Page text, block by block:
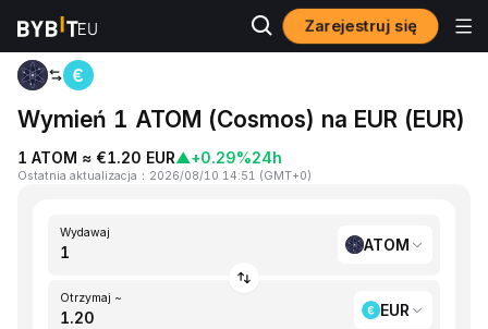
Zarejestruj się
Strona główna
Wymień 1 ATOM (Cosmos) na EUR (EUR)
1 ATOM ≈ €1.20 EUR▲+0.29%24h
Ostatnia aktualizacja ： 2026/08/10 14:51 (GMT+0)
Wydawaj
ATOM
Otrzymaj ~
EUR